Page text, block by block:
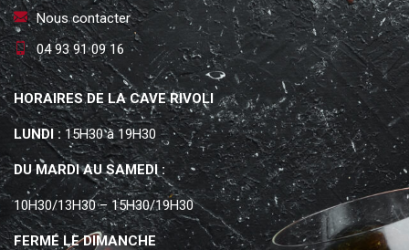
Nous contacter
04 93 91 09 16
HORAIRES DE LA CAVE RIVOLI
LUNDI : 15H30 à 19H30
DU MARDI AU SAMEDI :
10H30/13H30 – 15H30/19H30
FERMÉ LE DIMANCHE